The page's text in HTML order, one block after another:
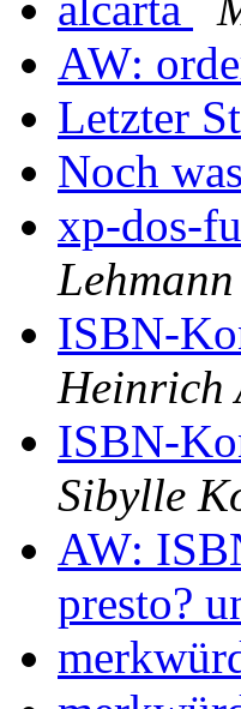
AW:
Letzter
Noch
xp-dos-
Lehmann
ISBN-
Heinrich
ISBN-
Sibylle
AW:
presto?